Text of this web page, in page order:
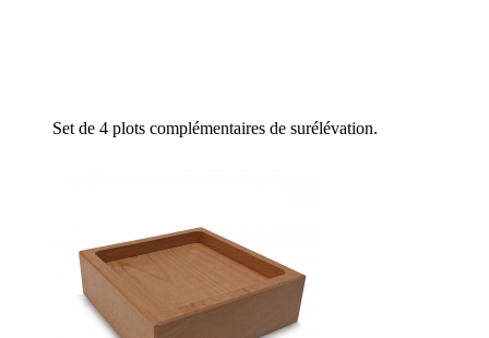
Set de 4 plots complémentaires de surélévation.